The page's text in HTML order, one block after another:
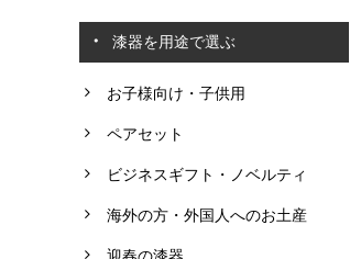
漆器を用途で選ぶ
お子様向け・子供用
ペアセット
ビジネスギフト・ノベルティ
海外の方・外国人へのお土産
迎春の漆器